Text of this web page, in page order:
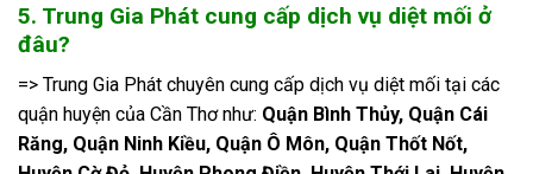
5. Trung Gia Phát cung cấp dịch vụ diệt mối ở
đâu?
=> Trung Gia Phát chuyên cung cấp dịch vụ diệt mối tại các
quận huyện của Cần Thơ như: Quận Bình Thủy, Quận Cái
Răng, Quận Ninh Kiều, Quận Ô Môn, Quận Thốt Nốt,